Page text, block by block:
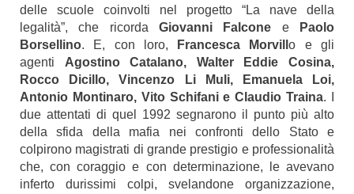
delle scuole coinvolti nel progetto “La nave della
legalità”, che ricorda Giovanni Falcone e
Paolo
Borsellino. E, con loro, Francesca Morvillo e gli
agenti Agostino Catalano, Walter Eddie Cosina,
Rocco Dicillo, Vincenzo Li Muli, Emanuela Loi,
Antonio Montinaro, Vito Schifani e Claudio Traina.
due attentati di quel 1992 segnarono il punto più alto
della sfida della mafia nei confronti dello Stato e
colpirono magistrati di grande prestigio e professionalità
che, con coraggio e con determinazione, le avevano
inferto durissimi colpi, svelandone organizzazione,